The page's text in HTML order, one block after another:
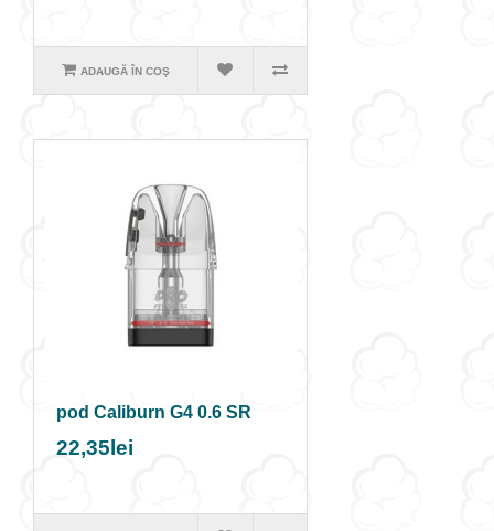
ADAUGĂ ÎN COŞ
pod Caliburn G4 0.6 SR
22,35lei